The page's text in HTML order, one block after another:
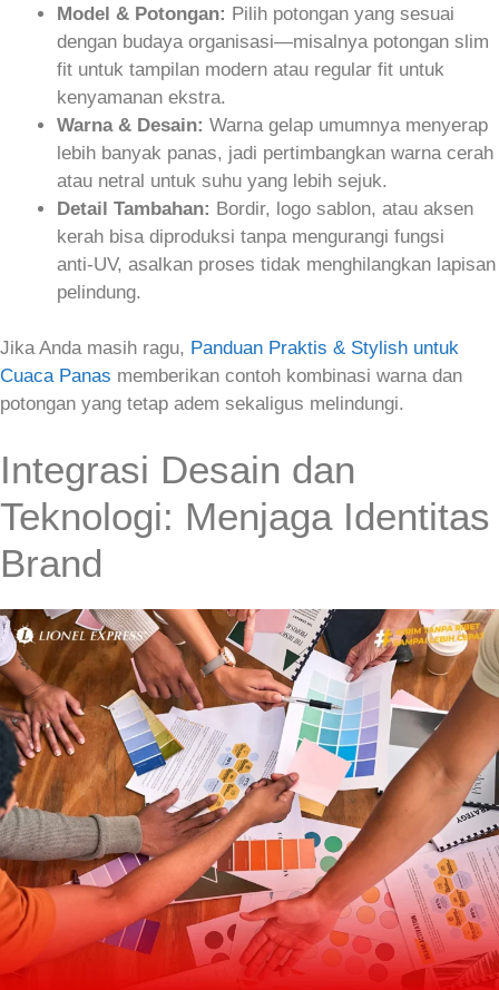
Model & Potongan: Pilih potongan yang sesuai
dengan budaya organisasi—misalnya potongan slim
fit untuk tampilan modern atau regular fit untuk
kenyamanan ekstra.
Warna & Desain: Warna gelap umumnya menyerap
lebih banyak panas, jadi pertimbangkan warna cerah
atau netral untuk suhu yang lebih sejuk.
Detail Tambahan: Bordir, logo sablon, atau aksen
kerah bisa diproduksi tanpa mengurangi fungsi
anti‑UV, asalkan proses tidak menghilangkan lapisan
pelindung.
Jika Anda masih ragu, Panduan Praktis & Stylish untuk
Cuaca Panas memberikan contoh kombinasi warna dan
potongan yang tetap adem sekaligus melindungi.
Integrasi Desain dan
Teknologi: Menjaga Identitas
Brand